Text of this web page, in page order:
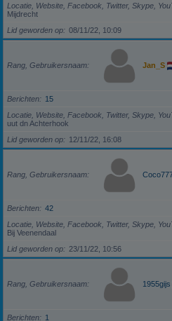
Locatie, Website, Facebook, Twitter, Skype,
Mijdrecht
Lid geworden op
08/11/22, 10:09
Rang, Gebruikersnaam Jan_S
Berichten
15
Locatie, Website, Facebook, Twitter, Skype,
uut dn Achterhook
Lid geworden op
12/11/22, 16:08
Rang, Gebruikersnaam
Berichten
42
Locatie, Website, Facebook, Twitter, Skype,
Bij Veenendaal
Lid geworden op
23/11/22, 10:56
Rang, Gebruikersnaam 1955gijs
Berichten 1